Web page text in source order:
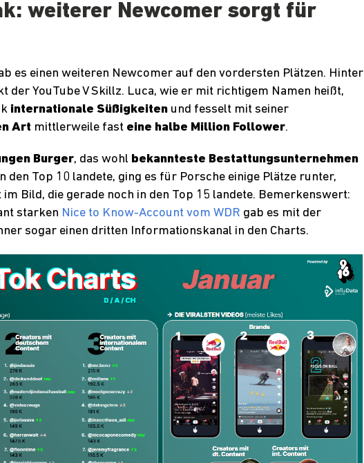
weiterer Newcomer sorgt für
es einen weiteren Newcomer auf den vordersten Plätzen. Hinter
der YouTube V Skillz. Luca, wie er mit richtigem Namen heißt,
internationale Süßigkeiten und fesselt mit seiner
Art mittlerweile fast eine halbe Million Follower.
Burger, das wohl bekannteste Bestattungsunternehmen
den Top 10 landete, ging es für Porsche einige Plätze runter,
Bild, die gerade noch in den Top 15 landete. Bemerkenswert:
starken Nice to Know-Account vom WDR gab es mit der
sogar einen dritten Informationskanal in den Charts.